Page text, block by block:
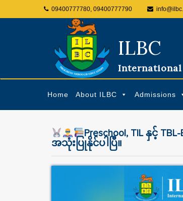
09400777780, 09400777790
ILBC
International
Home About ILBC Admissions
Preschool, TIL နှင့်
အသုံးပြုနိုင်ပါပြီ။